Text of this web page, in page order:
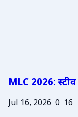
MLC 2026:
Jul 16, 2026 0 16